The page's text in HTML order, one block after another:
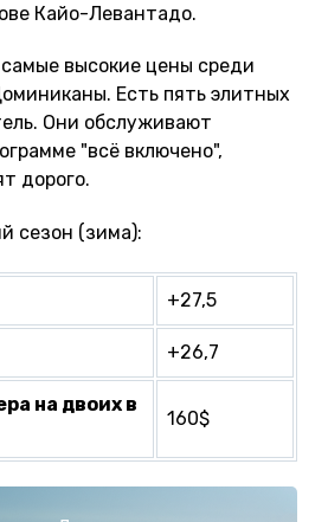
Кайо-Левантадо.
высокие цены среди
Есть пять элитных
Они обслуживают
"всё включено",
дорого.
сезон (зима):
+27,5
+26,7
на двоих в
160$